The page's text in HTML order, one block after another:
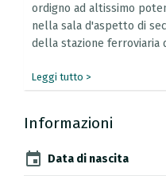
ordigno ad altissimo
nella sala d'aspetto di
della stazione ferroviaria
Leggi tutto >
Informazioni
event Data di nascita